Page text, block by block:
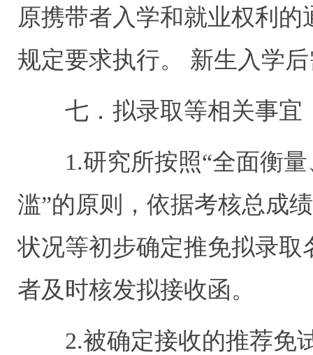
原携带者入学和就业权利的
规定要求执行。 新生入学
七．拟录取等相关事宜
1.研究所按照“全面衡量
滥”的原则，依据考核总成
状况等初步确定推免拟录
者及时核发拟接收函。
2.被确定接收的推荐免